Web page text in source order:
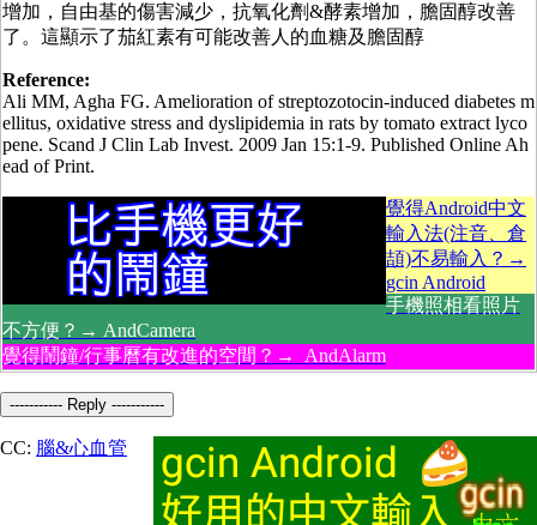
增加，自由基的傷害減少，抗氧化劑&酵素增加，膽固醇改善
了。這顯示了茄紅素有可能改善人的血糖及膽固醇
Reference:
Ali MM, Agha FG. Amelioration of streptozotocin-induced diabetes m
ellitus, oxidative stress and dyslipidemia in rats by tomato extract lyco
pene. Scand J Clin Lab Invest. 2009 Jan 15:1-9. Published Online Ah
ead of Print.
覺得Android中文
輸入法(注音、倉
頡)不易輸入？→
gcin Android
手機照相看照片
不方便？→ AndCamera
覺得鬧鐘/行事曆有改進的空間？→ AndAlarm
----------- Reply -----------
CC: 腦&心血管